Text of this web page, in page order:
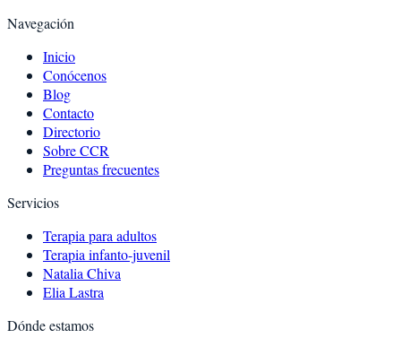
Navegación
Inicio
Conócenos
Blog
Contacto
Directorio
Sobre CCR
Preguntas frecuentes
Servicios
Terapia para adultos
Terapia infanto-juvenil
Natalia Chiva
Elia Lastra
Dónde estamos